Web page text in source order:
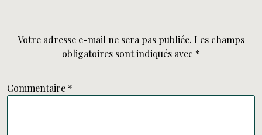
Votre adresse e-mail ne sera pas publiée. Les champs
obligatoires sont indiqués avec *
Commentaire *